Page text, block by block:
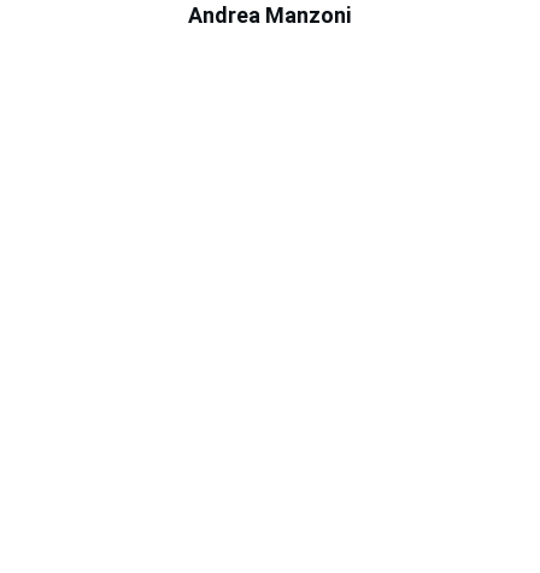
Andrea Manzoni